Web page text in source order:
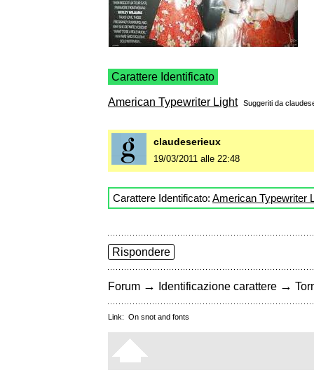
Carattere Identificato
American Typewriter Light Suggeriti da
claudeserieux
19/03/2011 alle 22:48
Carattere Identificato: American Typewriter
Rispondere
Forum → Identificazione carattere →
Link: On snot and fonts